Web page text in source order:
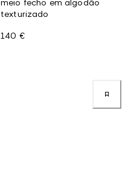
meio fecho em algodão
texturizado
140 €